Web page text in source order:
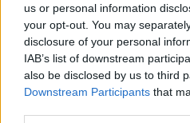
us or personal information
your opt-out. You may
disclosure of your personal
IAB’s list of downstream
also be disclosed by us to third
Downstream Participants that
Il telefono del vento
Testamento & Commiato
Poeta
​La colpa - Memorie del
Autunno
Gracias a la vida